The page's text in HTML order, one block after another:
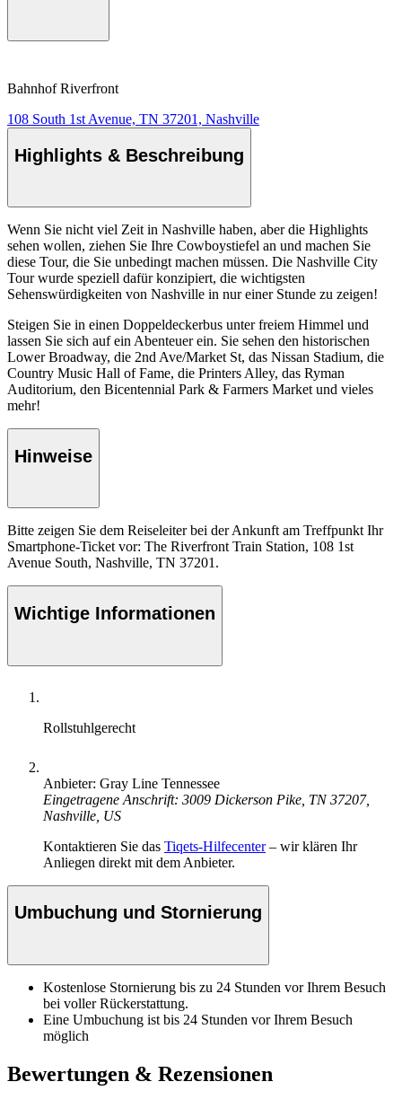
Bahnhof Riverfront
108 South 1st Avenue, TN 37201, Nashville
Highlights & Beschreibung
Wenn Sie nicht viel Zeit in Nashville haben, aber die Highlights
sehen wollen, ziehen Sie Ihre Cowboystiefel an und machen Sie
diese Tour, die Sie unbedingt machen müssen. Die Nashville City
Tour wurde speziell dafür konzipiert, die wichtigsten
Sehenswürdigkeiten von Nashville in nur einer Stunde zu zeigen!
Steigen Sie in einen Doppeldeckerbus unter freiem Himmel und
lassen Sie sich auf ein Abenteuer ein. Sie sehen den historischen
Lower Broadway, die 2nd Ave/Market St, das Nissan Stadium, die
Country Music Hall of Fame, die Printers Alley, das Ryman
Auditorium, den Bicentennial Park & Farmers Market und vieles
mehr!
Hinweise
Bitte zeigen Sie dem Reiseleiter bei der Ankunft am Treffpunkt Ihr
Smartphone-Ticket vor: The Riverfront Train Station, 108 1st
Avenue South, Nashville, TN 37201.
Wichtige Informationen
Rollstuhlgerecht
Anbieter: Gray Line Tennessee
Eingetragene Anschrift: 3009 Dickerson Pike, TN 37207,
Nashville, US
Kontaktieren Sie das Tiqets-Hilfecenter– wir klären Ihr
Anliegen direkt mit dem Anbieter.
Umbuchung und Stornierung
Kostenlose Stornierung bis zu 24 Stunden vor Ihrem Besuch
bei voller Rückerstattung.
Eine Umbuchung ist bis 24 Stunden vor Ihrem Besuch
möglich
Bewertungen & Rezensionen